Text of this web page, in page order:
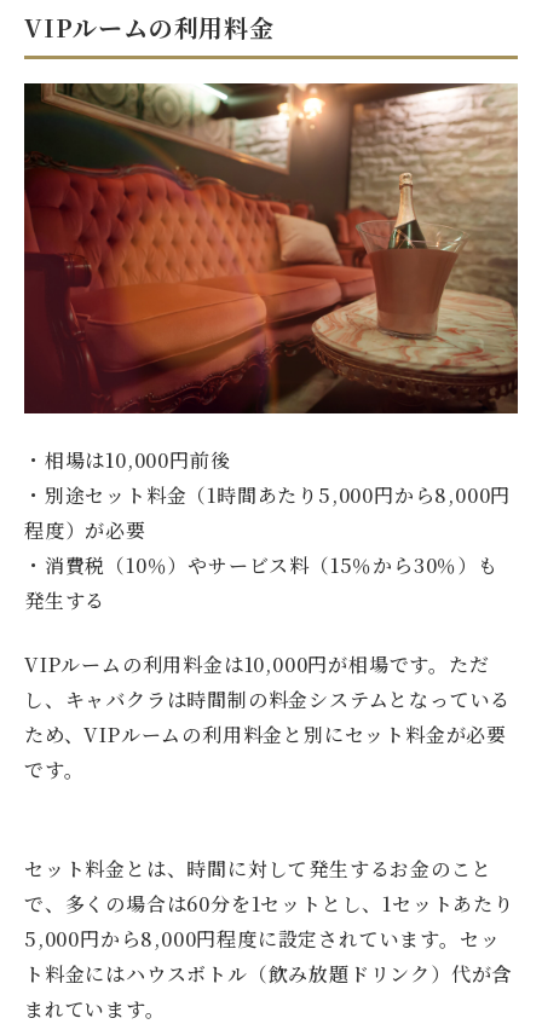
VIPルームの利用料金
・相場は10,000円前後
・別途セット料金（1時間あたり5,000円から8,000円
程度）が必要
・消費税（10％）やサービス料（15％から30％）も
発生する
VIPルームの利用料金は10,000円が相場です。ただ
し、キャバクラは時間制の料金システムとなっている
ため、VIPルームの利用料金と別にセット料金が必要
です。
セット料金とは、時間に対して発生するお金のこと
で、多くの場合は60分を1セットとし、1セットあたり
5,000円から8,000円程度に設定されています。セッ
ト料金にはハウスボトル（飲み放題ドリンク）代が含
まれています。